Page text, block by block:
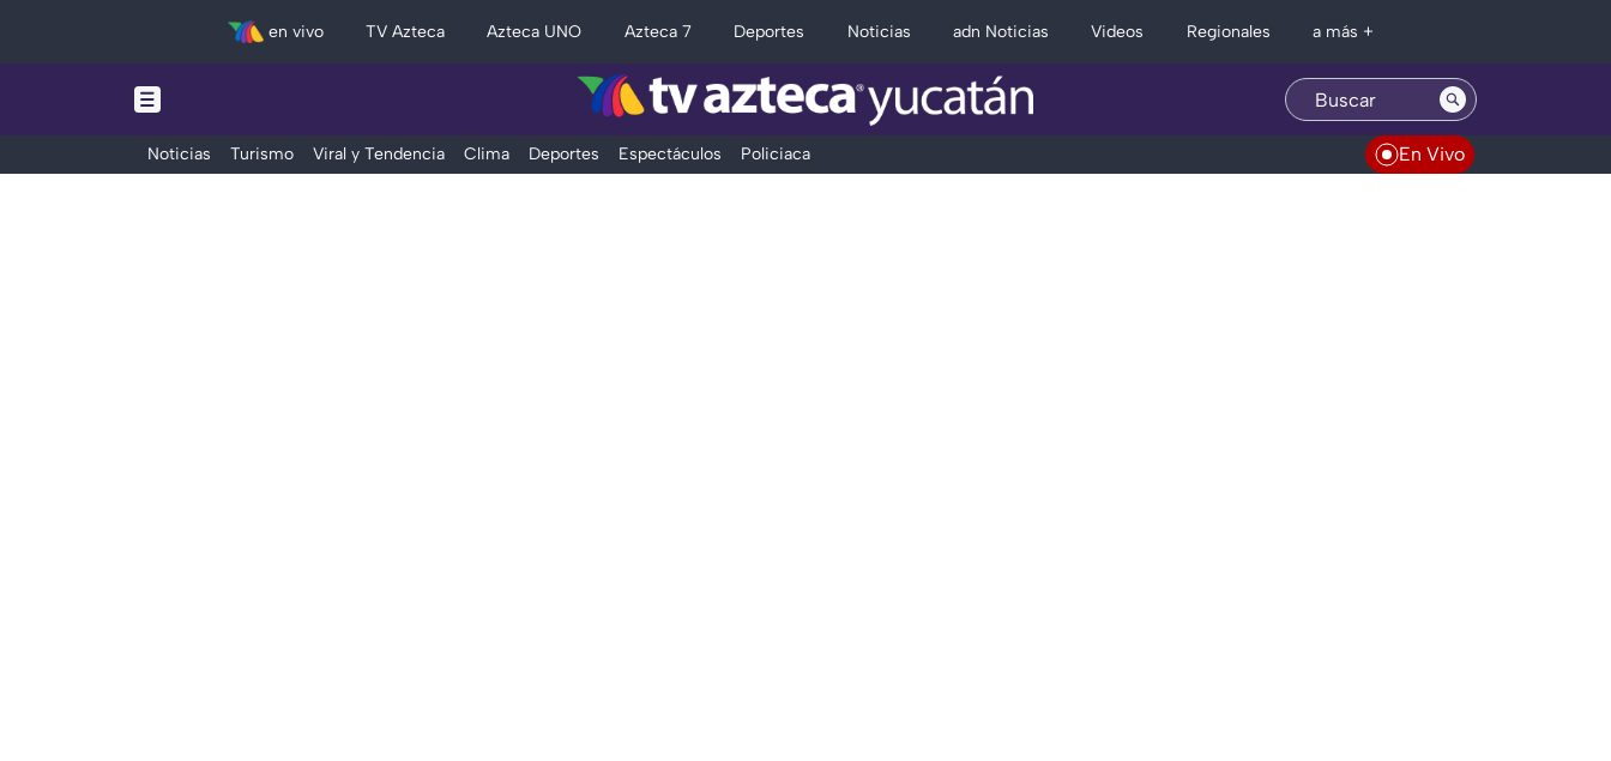
en vivo TV Azteca Azteca UNO Azteca 7 Deportes Noticias adn Noticias Videos Regionales a más +
Noticias Turismo Viral y Tendencia Clima Deportes Espectáculos Policiaca En Vivo